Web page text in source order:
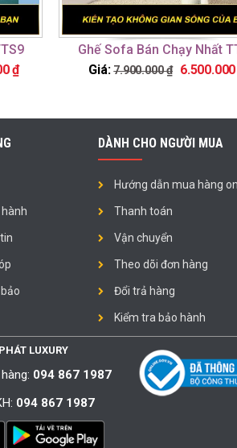
₫
Ghế Sofa Bán Chạy Nhất
Giá: 7.900.000₫ 6.500.000
DÀNH CHO NGƯỜI MUA
Hướng dẫn mua hàng
Thanh toán
Vận chuyển
Theo dõi đơn hàng
Đổi trả hàng
Kiểm tra bảo hành
LUXURY
094 867 1987
094 867 1987